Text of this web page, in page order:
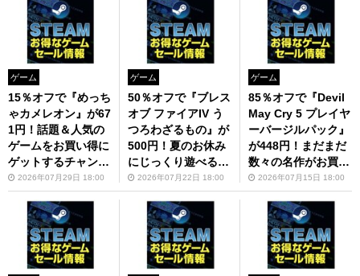
ゲーム
15％オフで『めっち
ゃカメレオン』が67
1円！話題＆人気の
ゲームをお買い得に
ゲットするチャンス
【Steam今週のセー
ル情報】
2026年07月29日 18:00
ゲーム
50％オフで『ブレス
オブ ファイアIV う
つろわざるもの』が
500円！夏のお休み
にじっくり遊べるゲ
ームをピックアップ
【Steam今週のセー
ル情報】
2026年07月22日 18:00
ゲーム
85％オフで『Devil
May Cry 5 プレイヤ
ーバージルパック』
が448円！まだまだ
数々の名作がお買い
得【Steam今週のセ
ール情報】
2026年07月15日 18:00